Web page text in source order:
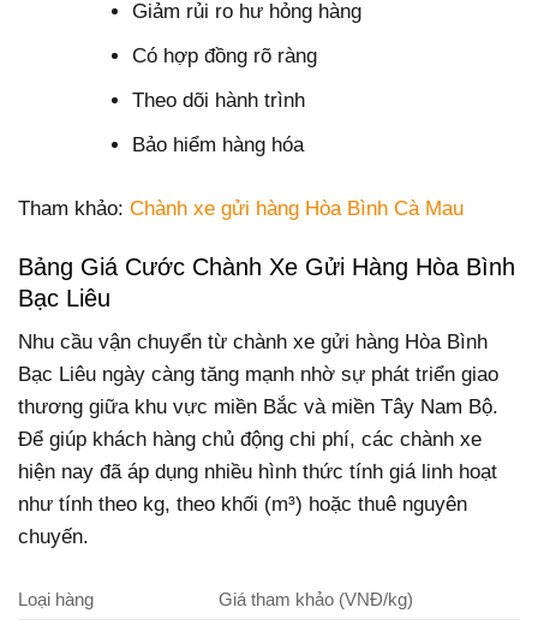
Giảm rủi ro hư hỏng hàng
Có hợp đồng rõ ràng
Theo dõi hành trình
Bảo hiểm hàng hóa
Tham khảo: Chành xe gửi hàng Hòa Bình Cà Mau
Bảng Giá Cước Chành Xe Gửi Hàng Hòa Bình
Bạc Liêu
Nhu cầu vận chuyển từ chành xe gửi hàng Hòa Bình
Bạc Liêu ngày càng tăng mạnh nhờ sự phát triển giao
thương giữa khu vực miền Bắc và miền Tây Nam Bộ.
Để giúp khách hàng chủ động chi phí, các chành xe
hiện nay đã áp dụng nhiều hình thức tính giá linh hoạt
như tính theo kg, theo khối (m³) hoặc thuê nguyên
chuyến.
Loại hàng
Giá tham khảo (VNĐ/kg)